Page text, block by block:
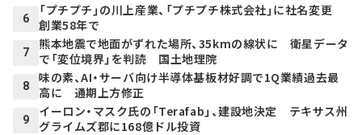
6
「プチプチ」の川上産業、「プチプチ株式会社」に社名変更
創業58年で
7
熊本地震で地面がずれた場所、35kmの線状に 衛星データ
で「変位境界」を判読 国土地理院
8
味の素、AI・サーバ向け半導体基板材好調で1Q業績過去最
高に 通期上方修正
9
イーロン・マスク氏の「Terafab」、建設地決定 テキサス州
グライムズ郡に168億ドル投資